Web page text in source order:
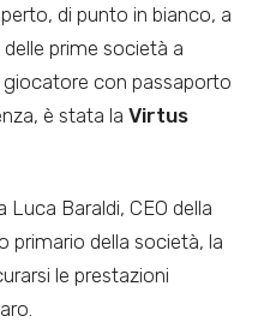
di punto in bianco, a
prime società a
giocatore con passaporto
è stata la Virtus
Baraldi, CEO della
primario della società, la
le prestazioni